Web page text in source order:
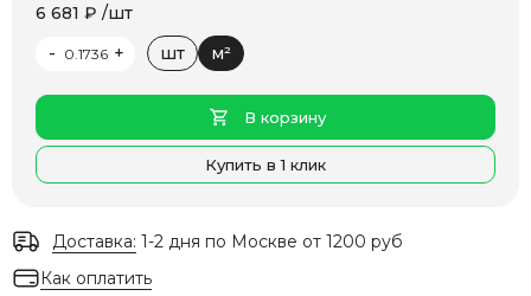
6 681 ₽ /шт
-
+ шт м²
В корзину
Купить в 1 клик
Доставка: 1-2 дня по Москве от 1200 руб
Как оплатить